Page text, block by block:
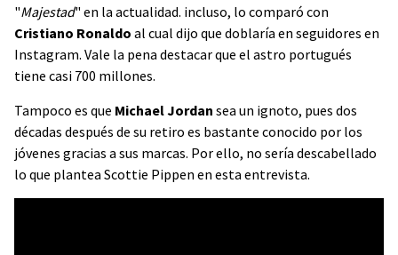
"Majestad" en la actualidad. incluso, lo comparó con
Cristiano Ronaldo al cual dijo que doblaría en seguidores en
Instagram. Vale la pena destacar que el astro portugués
tiene casi 700 millones.
Tampoco es que Michael Jordan sea un ignoto, pues dos
décadas después de su retiro es bastante conocido por los
jóvenes gracias a sus marcas. Por ello, no sería descabellado
lo que plantea Scottie Pippen en esta entrevista.